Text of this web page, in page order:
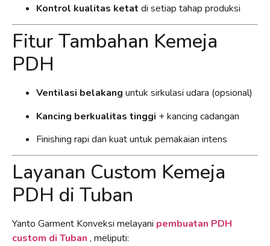
Kontrol kualitas ketat di setiap tahap produksi
Fitur Tambahan Kemeja
PDH
Ventilasi belakang untuk sirkulasi udara (opsional)
Kancing berkualitas tinggi + kancing cadangan
Finishing rapi dan kuat untuk pemakaian intens
Layanan Custom Kemeja
PDH di Tuban
Yanto Garment Konveksi melayani pembuatan PDH
custom di Tuban , meliputi: